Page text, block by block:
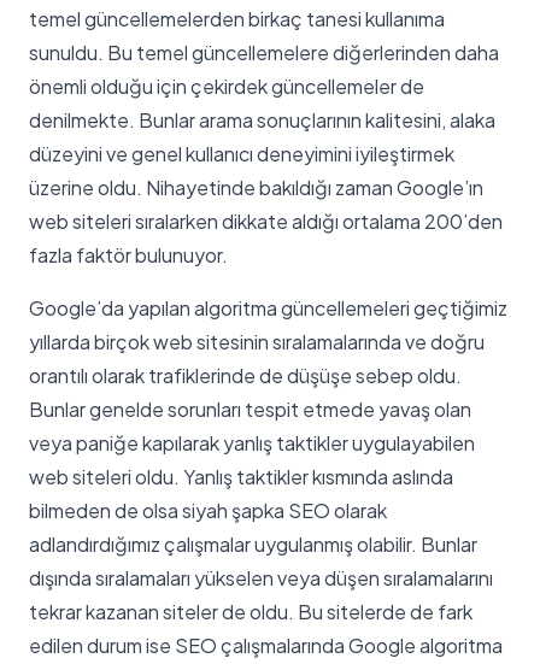
temel güncellemelerden birkaç tanesi kullanıma
sunuldu. Bu temel güncellemelere diğerlerinden daha
önemli olduğu için çekirdek güncellemeler de
denilmekte. Bunlar arama sonuçlarının kalitesini, alaka
düzeyini ve genel kullanıcı deneyimini iyileştirmek
üzerine oldu. Nihayetinde bakıldığı zaman Google’ın
web siteleri sıralarken dikkate aldığı ortalama 200’den
fazla faktör bulunuyor.
Google’da yapılan algoritma güncellemeleri geçtiğimiz
yıllarda birçok web sitesinin sıralamalarında ve doğru
orantılı olarak trafiklerinde de düşüşe sebep oldu.
Bunlar genelde sorunları tespit etmede yavaş olan
veya paniğe kapılarak yanlış taktikler uygulayabilen
web siteleri oldu. Yanlış taktikler kısmında aslında
bilmeden de olsa siyah şapka SEO olarak
adlandırdığımız çalışmalar uygulanmış olabilir. Bunlar
dışında sıralamaları yükselen veya düşen sıralamalarını
tekrar kazanan siteler de oldu. Bu sitelerde de fark
edilen durum ise SEO çalışmalarında Google algoritma